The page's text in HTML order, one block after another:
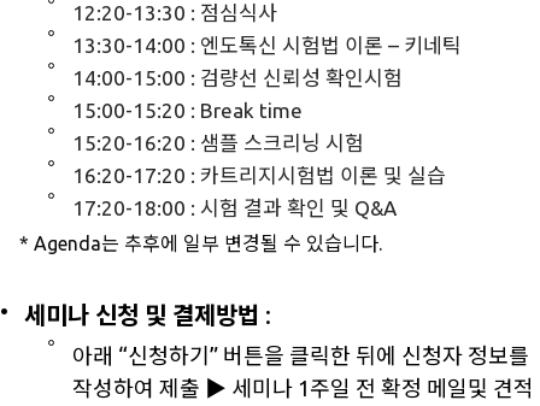
12:20-13:30 : 점심식사
13:30-14:00 : 엔도톡신 시험법 이론 – 키네틱
14:00-15:00 : 검량선 신뢰성 확인시험
15:00-15:20 : Break time
15:20-16:20 : 샘플 스크리닝 시험
16:20-17:20 : 카트리지시험법 이론 및 실습
17:20-18:00 : 시험 결과 확인 및 Q&A
* Agenda는 추후에 일부 변경될 수 있습니다.
세미나 신청 및 결제방법 :
아래 “신청하기” 버튼을 클릭한 뒤에 신청자 정보를
작성하여 제출 ▶ 세미나 1주일 전 확정 메일및 견적